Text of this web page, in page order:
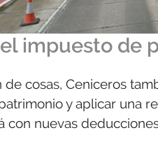
impuesto de
de cosas, Ceniceros
y aplicar una
con nuevas